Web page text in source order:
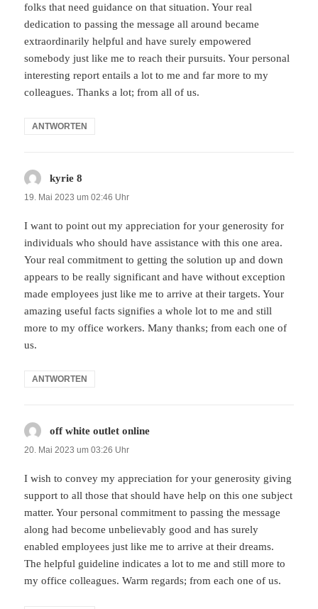
folks that need guidance on that situation. Your real
dedication to passing the message all around became
extraordinarily helpful and have surely empowered
somebody just like me to reach their pursuits. Your personal
interesting report entails a lot to me and far more to my
colleagues. Thanks a lot; from all of us.
ANTWORTEN
kyrie 8
19. Mai 2023 um 02:46 Uhr
I want to point out my appreciation for your generosity for
individuals who should have assistance with this one area.
Your real commitment to getting the solution up and down
appears to be really significant and have without exception
made employees just like me to arrive at their targets. Your
amazing useful facts signifies a whole lot to me and still
more to my office workers. Many thanks; from each one of
us.
ANTWORTEN
off white outlet online
20. Mai 2023 um 03:26 Uhr
I wish to convey my appreciation for your generosity giving
support to all those that should have help on this one subject
matter. Your personal commitment to passing the message
along had become unbelievably good and has surely
enabled employees just like me to arrive at their dreams.
The helpful guideline indicates a lot to me and still more to
my office colleagues. Warm regards; from each one of us.